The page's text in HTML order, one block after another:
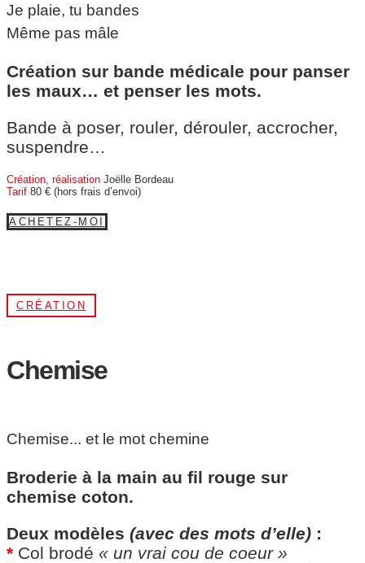
Je plaie, tu bandes
Même pas mâle
Création sur bande médicale pour panser
les maux… et penser les mots.
Bande à poser, rouler, dérouler, accrocher,
suspendre…
Création, réalisation Joëlle Bordeau
Tarif 80 € (hors frais d’envoi)
ACHETEZ-MOI
CRÉATION
Chemise
Chemise... et le mot chemine
Broderie à la main au fil rouge sur
chemise coton.
Deux modèles (avec des mots d’elle) :
* Col brodé « un vrai cou de coeur »